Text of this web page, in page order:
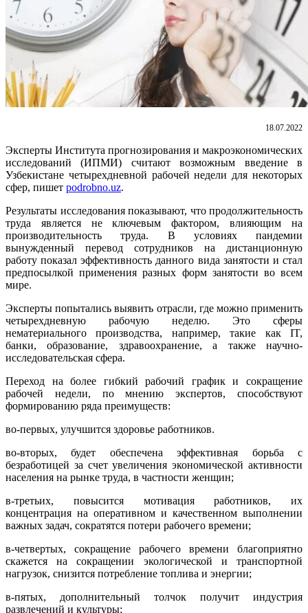
18.07.2022
Эксперты Института прогнозирования и макроэкономических
исследований (ИПМИ) считают возможным введение в
Узбекистане четырехдневной рабочей недели для некоторых
сфер, пишет podrobno.uz.
Результаты исследования показывают, что продолжительность
труда является не ключевым фактором, влияющим на
производительность труда. В условиях пандемии
вынужденный перевод сотрудников на дистанционную
работу показал эффективность данного вида занятости и стал
предпосылкой применения разных форм занятости во всем
мире.
Эксперты попытались выявить отрасли, где можно применить
четырехдневную рабочую неделю. Это сферы
нематериального производства, например, такие как IT,
банки, образование, здравоохранение, а также научно-
исследовательская сфера.
Переход на более гибкий рабочий график и сокращение
рабочей недели, по мнению экспертов, способствуют
формированию ряда преимуществ:
во-первых, улучшится здоровье работников.
во-вторых, будет обеспечена эффективная борьба с
безработицей за счет увеличения экономической активности
населения на рынке труда, в частности женщин;
в-третьих, повысится мотивация работников, их
концентрация на оперативном и качественном выполнении
важных задач, сократятся потери рабочего времени;
в-четвертых, сокращение рабочего времени благоприятно
скажется на сокращении экологической и транспортной
нагрузок, снизится потребление топлива и энергии;
в-пятых, дополнительный толчок получит индустрия
развлечений и культуры;